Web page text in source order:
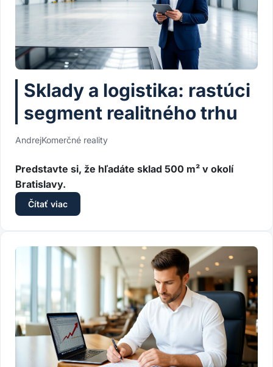
Sklady a logistika: rastúci
segment realitného trhu
AndrejKomerčné reality
Predstavte si, že hľadáte sklad 500 m² v okolí
Bratislavy.
Čítať viac